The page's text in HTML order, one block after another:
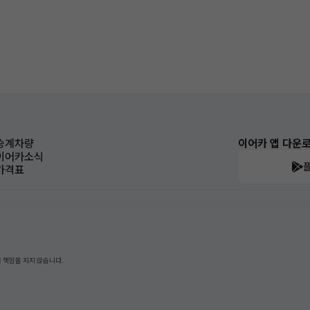
계차량
어카소식
격표
이어카 앱 다운
임을 지지 않습니다.